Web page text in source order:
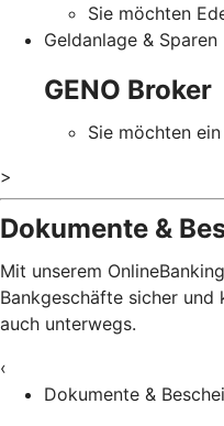
Sie möchten
Geldanlage & Sparen
GENO Broker
Sie möchten
>
Dokumente &
Mit unserem
Bankgeschäfte sicher
auch unterwegs.
‹
Dokumente &